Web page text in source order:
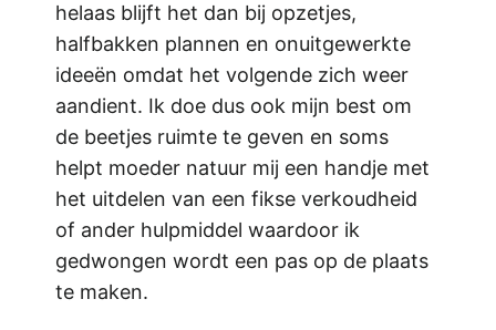
helaas blijft het dan bij opzetjes,
halfbakken plannen en onuitgewerkte
ideeën omdat het volgende zich weer
aandient. Ik doe dus ook mijn best om
de beetjes ruimte te geven en soms
helpt moeder natuur mij een handje met
het uitdelen van een fikse verkoudheid
of ander hulpmiddel waardoor ik
gedwongen wordt een pas op de plaats
te maken.